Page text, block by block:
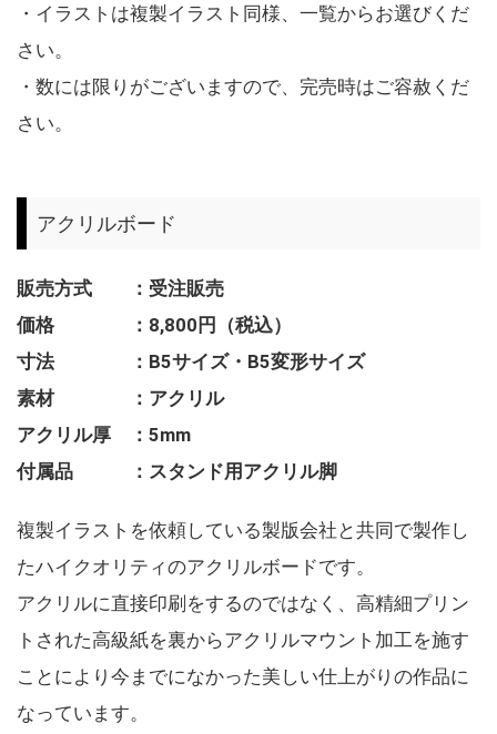
・イラストは複製イラスト同様、一覧からお選びくだ
さい。
・数には限りがございますので、完売時はご容赦くだ
さい。
アクリルボード
販売方式 ：受注販売
価格 ：8,800円（税込）
寸法 ：B5サイズ・B5変形サイズ
素材 ：アクリル
アクリル厚 ：5mm
付属品 ：スタンド用アクリル脚
複製イラストを依頼している製版会社と共同で製作し
たハイクオリティのアクリルボードです。
アクリルに直接印刷をするのではなく、高精細プリン
トされた高級紙を裏からアクリルマウント加工を施す
ことにより今までになかった美しい仕上がりの作品に
なっています。